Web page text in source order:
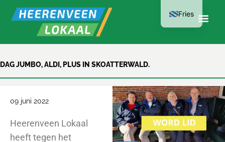
DAG JUMBO, ALDI, PLUS IN SKOATTERWALD.
09 juni 2022
Heerenveen Lokaal
heeft tegen het
KAN AL VANAF
€15 PER JAAR
Fries